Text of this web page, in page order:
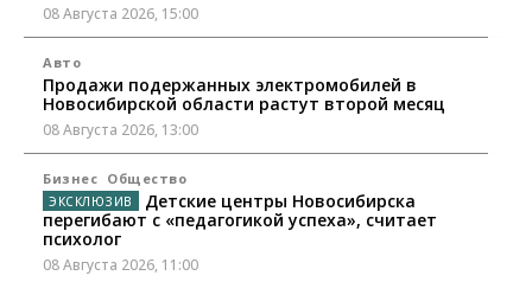
08 Августа 2026, 15:00
Авто
Продажи подержанных электромобилей в
Новосибирской области растут второй месяц
08 Августа 2026, 13:00
Бизнес Общество
Детские центры Новосибирска
перегибают с «педагогикой успеха», считает
психолог
08 Августа 2026, 11:00